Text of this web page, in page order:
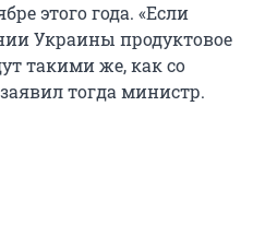
этого года. «Если
Украины продуктовое
такими же, как со
тогда министр.